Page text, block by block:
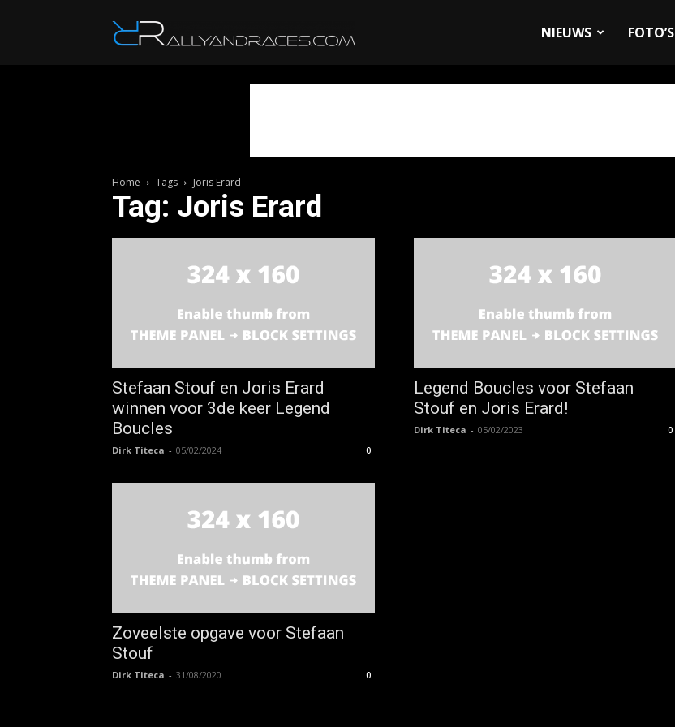
NIEUWS FOTO’S
Home Tags Joris Erard
Tag: Joris Erard
Stefaan Stouf en Joris Erard
winnen voor 3de keer Legend
Boucles
Dirk Titeca - 05/02/2024 0
Legend Boucles voor Stefaan
Stouf en Joris Erard!
Dirk Titeca - 05/02/2023 0
Zoveelste opgave voor Stefaan
Stouf
Dirk Titeca - 31/08/2020 0